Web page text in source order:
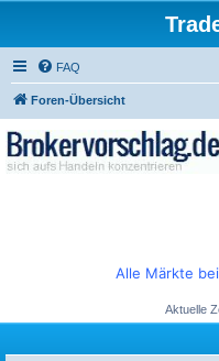
FAQ
Foren-Übersicht
Alle Märkte
Aktuelle